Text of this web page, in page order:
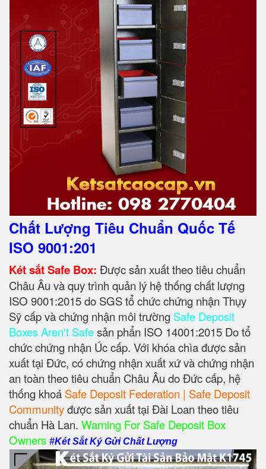
Chất Lượng Tiêu Chuẩn Quốc Tế
ISO 9001:201
Két sắt Safe Box: Được sản xuất theo tiêu chuẩn
Châu Âu và quy trình quản lý hệ thống chất lượng
ISO 9001:2015 do SGS tổ chức chứng nhận Thụy
Sỹ cấp và chứng nhận môi trường Safe Deposit
Boxes Aren't Safesản phẩn ISO 14001:2015 Do tổ
chức chứng nhận Úc cấp. Với khóa chìa được sản
xuất tại Đức, có chứng nhận xuất xứ và chứng nhận
an toàn theo tiêu chuẩn Châu Âu do Đức cấp, hệ
thống khoá Safe Deposit Federation | Safe Deposit
Communityđược sản xuất tại Đài Loan theo tiêu
chuẩn Hà Lan. Warning For Safe Deposit Box
Owners #Két Sắt Ký Gửi Chất Lượng